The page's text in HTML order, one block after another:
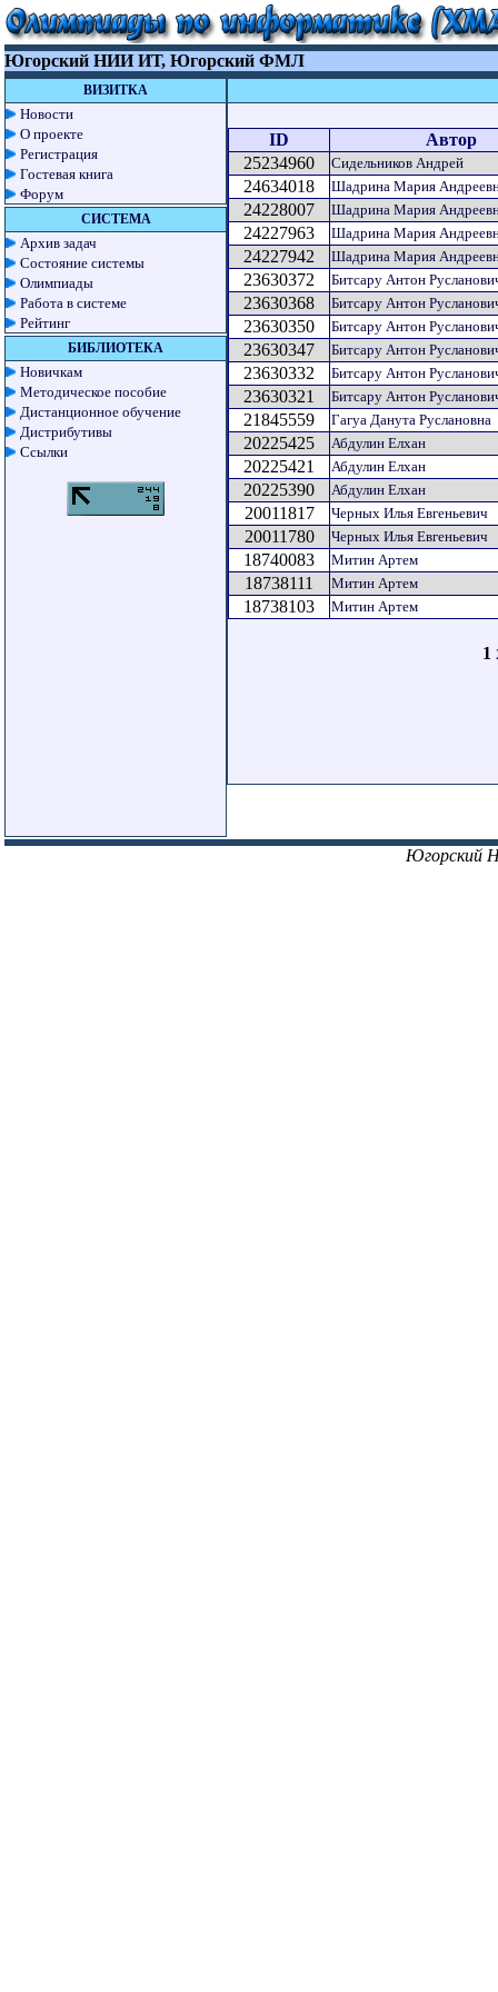
Югорский НИИ ИТ, Югорский ФМЛ
ВИЗИТКА
Новости
О проекте
Регистрация
Гостевая книга
Форум
СИСТЕМА
Архив задач
Состояние системы
Олимпиады
Работа в системе
Рейтинг
БИБЛИОТЕКА
Новичкам
Методическое пособие
Дистанционное обучение
Дистрибутивы
Ссылки
ID
Автор
25234960
Сидельников Андрей
24634018 Шадрина Мария
24228007 Шадрина Мария
24227963 Шадрина Мария
24227942 Шадрина Мария
23630372 Битсару Антон
23630368 Битсару Антон
23630350 Битсару Антон
23630347 Битсару Антон
23630332 Битсару Антон
23630321 Битсару Антон
21845559 Гагуа Данута Руслановна
20225425 Абдулин Елхан
20225421 Абдулин Елхан
20225390 Абдулин Елхан
20011817 Черных Илья Евгеньевич
20011780 Черных Илья Евгеньевич
18740083 Митин Артем
18738111 Митин Артем
18738103 Митин Артем
1
Югорский